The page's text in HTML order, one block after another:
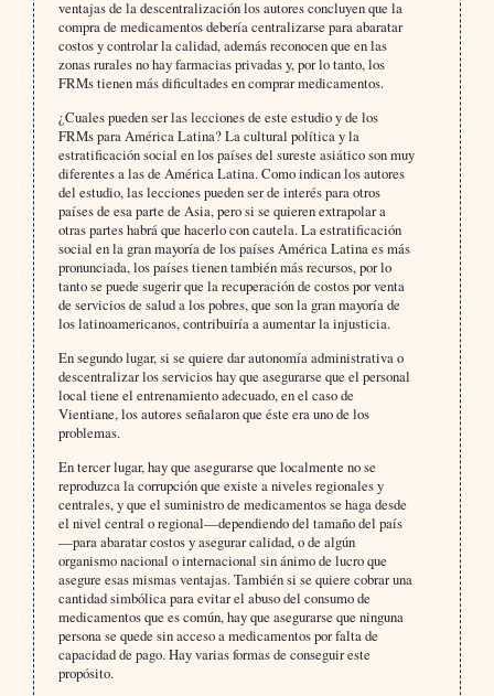
ventajas de la descentralización los autores concluyen que la
compra de medicamentos debería centralizarse para abaratar
costos y controlar la calidad, además reconocen que en las
zonas rurales no hay farmacias privadas y, por lo tanto, los
FRMs tienen más dificultades en comprar medicamentos.
¿Cuales pueden ser las lecciones de este estudio y de los
FRMs para América Latina? La cultural política y la
estratificación social en los países del sureste asiático son muy
diferentes a las de América Latina. Como indican los autores
del estudio, las lecciones pueden ser de interés para otros
países de esa parte de Asia, pero si se quieren extrapolar a
otras partes habrá que hacerlo con cautela. La estratificación
social en la gran mayoría de los países América Latina es más
pronunciada, los países tienen también más recursos, por lo
tanto se puede sugerir que la recuperación de costos por venta
de servicios de salud a los pobres, que son la gran mayoría de
los latinoamericanos, contribuiría a aumentar la injusticia.
En segundo lugar, si se quiere dar autonomía administrativa o
descentralizar los servicios hay que asegurarse que el personal
local tiene el entrenamiento adecuado, en el caso de
Vientiane, los autores señalaron que éste era uno de los
problemas.
En tercer lugar, hay que asegurarse que localmente no se
reproduzca la corrupción que existe a niveles regionales y
centrales, y que el suministro de medicamentos se haga desde
el nivel central o regional—dependiendo del tamaño del país
—para abaratar costos y asegurar calidad, o de algún
organismo nacional o internacional sin ánimo de lucro que
asegure esas mismas ventajas. También si se quiere cobrar una
cantidad simbólica para evitar el abuso del consumo de
medicamentos que es común, hay que asegurarse que ninguna
persona se quede sin acceso a medicamentos por falta de
capacidad de pago. Hay varias formas de conseguir este
propósito.